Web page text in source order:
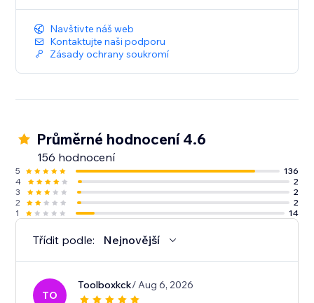
Navštivte náš web
Kontaktujte naši podporu
Zásady ochrany soukromí
Průměrné hodnocení 4.6
156 hodnocení
5
136
4
2
3
2
2
2
1
14
Třídit podle: Nejnovější
TO
Toolboxkck/ Aug 6, 2026